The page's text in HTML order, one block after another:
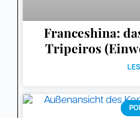
Franceshina:
Tripeiros